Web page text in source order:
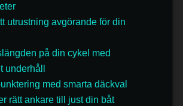
utrustning avgörande för din
på din cykel med
underhåll
med smarta däckval
rätt ankare till just din båt